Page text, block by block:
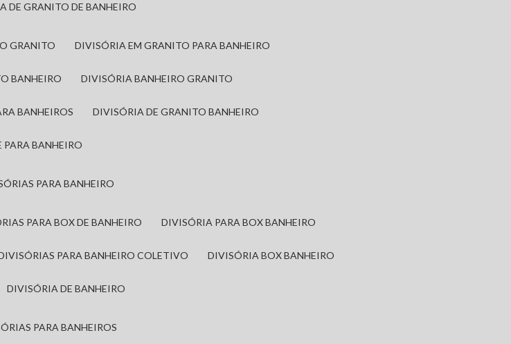
DE GRANITO DE BANHEIRO
GRANITO DIVISÓRIA EM GRANITO PARA BANHEIRO
BANHEIRO DIVISÓRIA BANHEIRO GRANITO
BANHEIROS DIVISÓRIA DE GRANITO BANHEIRO
PARA BANHEIRO
PARA BANHEIRO
PARA BOX DE BANHEIRO DIVISÓRIA PARA BOX BANHEIRO
DIVISÓRIAS PARA BANHEIRO COLETIVO DIVISÓRIA BOX BANHEIRO
DIVISÓRIA DE BANHEIRO
PARA BANHEIROS